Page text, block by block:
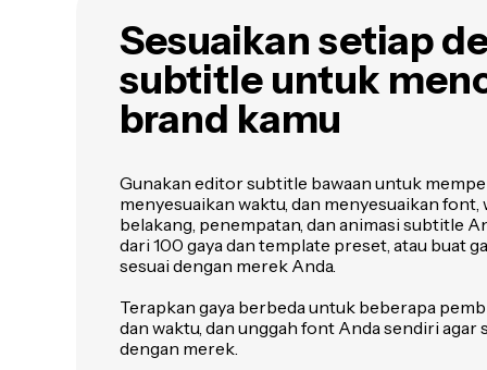
Sesuaikan setiap
subtitle untuk
brand kamu
Gunakan editor subtitle bawaan untuk
menyesuaikan waktu, dan menyesuaikan font,
belakang, penempatan, dan animasi subtitle
dari 100 gaya dan template preset, atau buat
sesuai dengan merek Anda.
Terapkan gaya berbeda untuk beberapa
dan waktu, dan unggah font Anda sendiri agar
dengan merek.